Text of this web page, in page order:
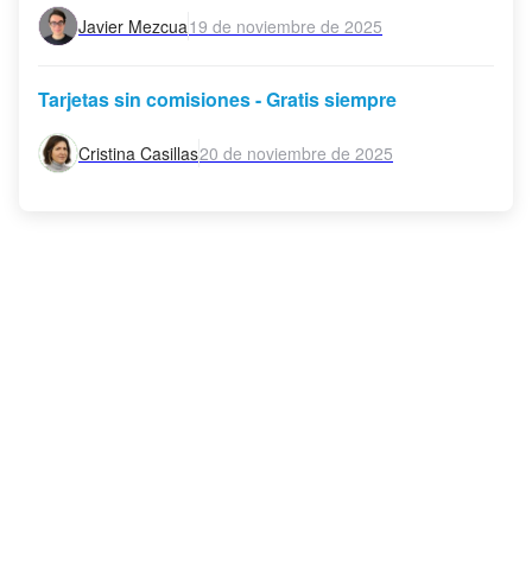
Javier Mezcua19 de noviembre de 2025
Tarjetas sin comisiones - Gratis siempre
Cristina Casillas20 de noviembre de 2025